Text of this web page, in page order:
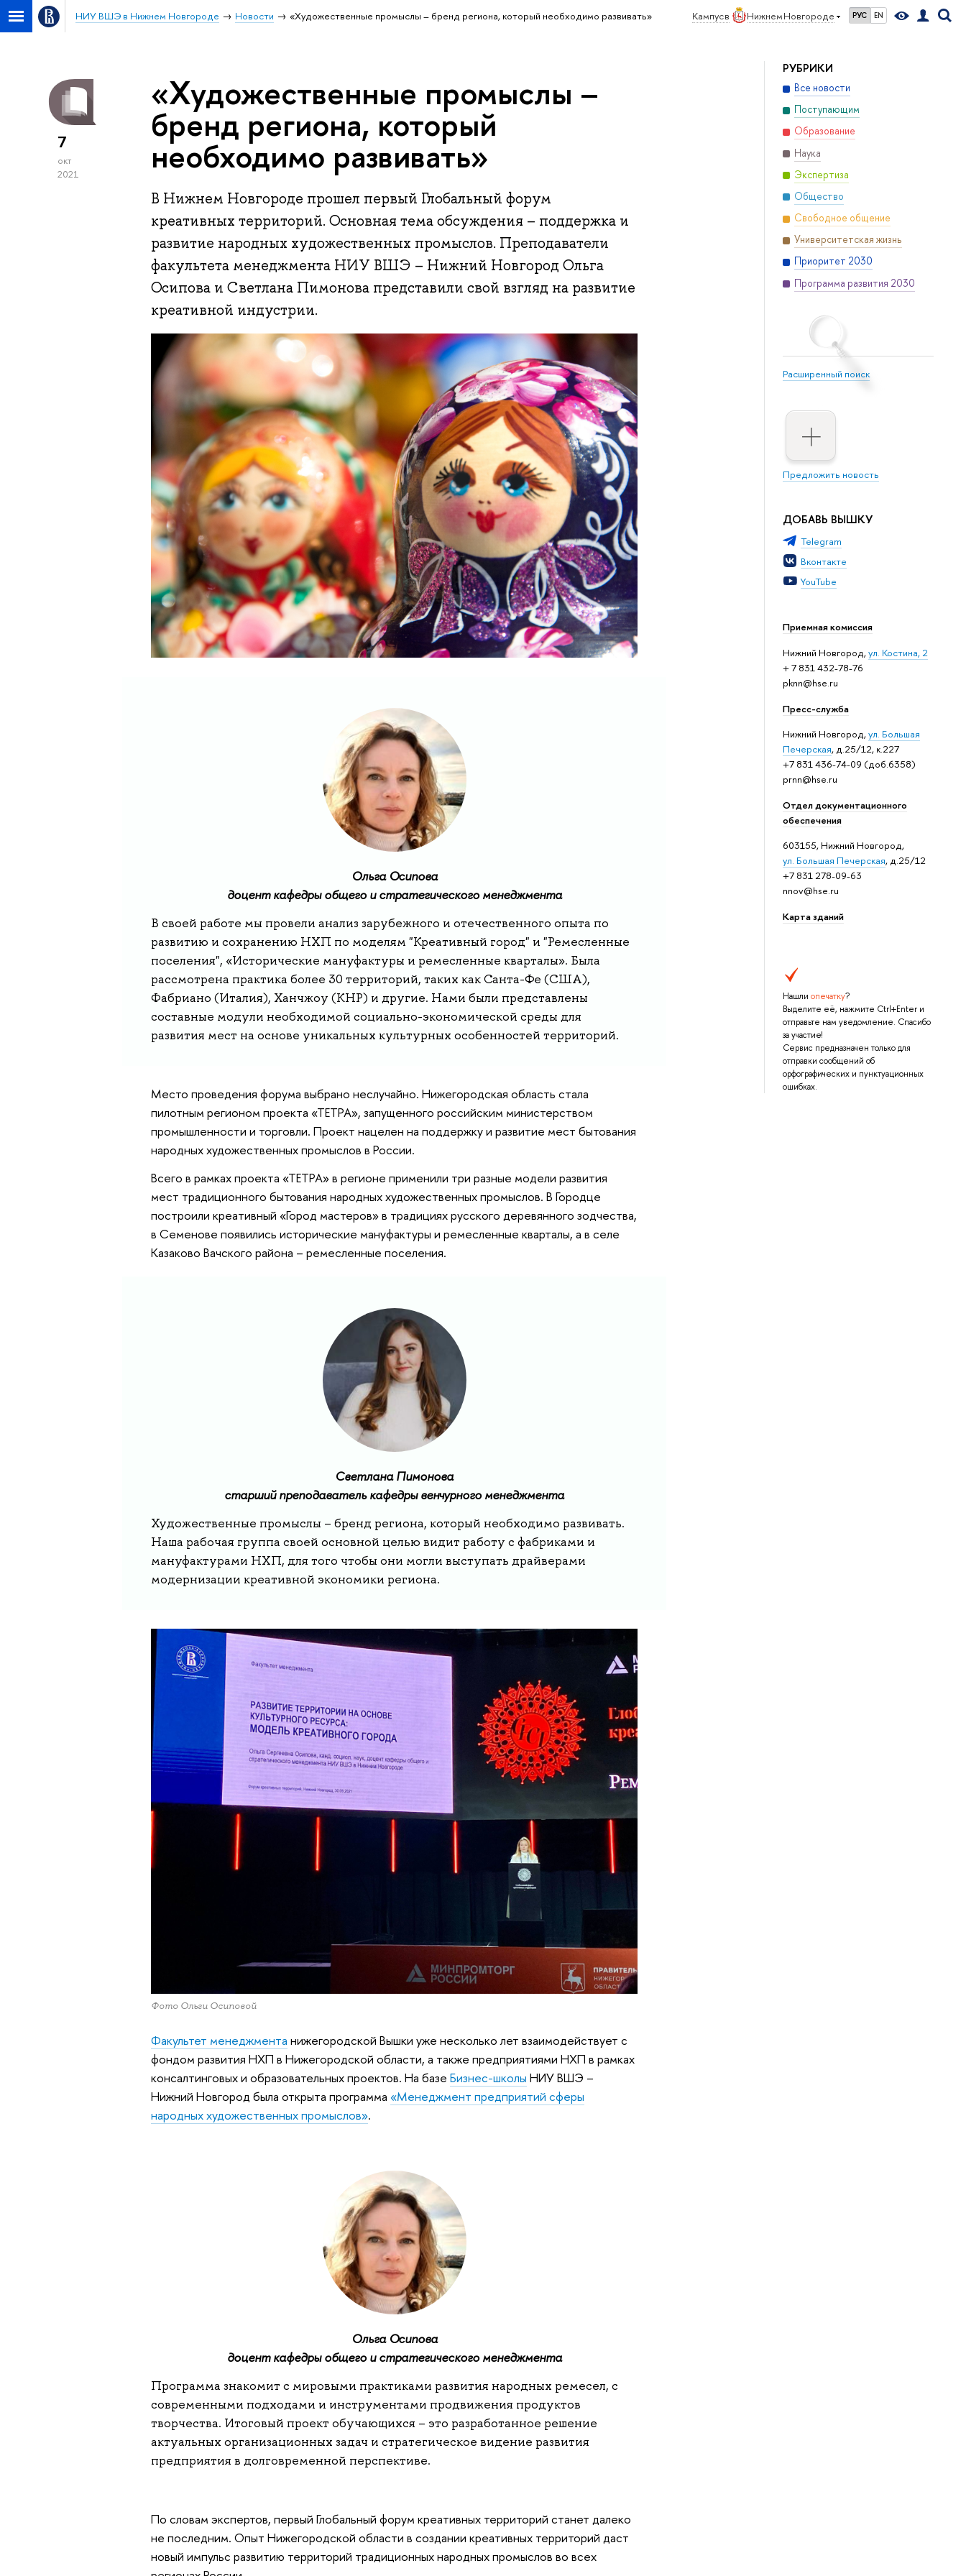
Кампус в Нижнем Новгороде РУС EN
НИУ ВШЭ в Нижнем Новгороде Новости «Художественные промыслы – бренд региона, который необходимо развивать»
РУБРИКИ
Все новости
Поступающим
Образование
Наука
Экспертиза
Общество
Свободное общение
Университетская жизнь
Приоритет 2030
Программа развития 2030
Расширенный поиск
Предложить новость
ДОБАВЬ ВЫШКУ
Telegram
Вконтакте
YouTube
Приемная комиссия
Нижний Новгород,ул. Костина, 2
+ 7 831 432-78-76
pknn@hse.ru
Пресс-служба
Нижний Новгород,ул. Большая
Печерская, д.25/12, к.227
+7 831 436-74-09 (доб.6358)
prnn@hse.ru
Отдел документационного
обеспечения
603155, Нижний Новгород,
ул. Большая Печерская, д.25/12
+7 831 278-09-63
nnov@hse.ru
Карта зданий
Нашли опечатку?
Выделите её, нажмите Ctrl+Enter и
отправьте нам уведомление. Спасибо
за участие!
Сервис предназначен только для
отправки сообщений об
орфографических и пунктуационных
ошибках.
7
окт
2021
«Художественные промыслы –
бренд региона, который
необходимо развивать»
В Нижнем Новгороде прошел первый Глобальный форум
креативных территорий. Основная тема обсуждения – поддержка и
развитие народных художественных промыслов. Преподаватели
факультета менеджмента НИУ ВШЭ – Нижний Новгород Ольга
Осипова и Светлана Пимонова представили свой взгляд на развитие
креативной индустрии.
Ольга Осипова
доцент кафедры общего и стратегического менеджмента
В своей работе мы провели анализ зарубежного и отечественного опыта по
развитию и сохранению НХП по моделям "Креативный город" и "Ремесленные
поселения", «Исторические мануфактуры и ремесленные кварталы». Была
рассмотрена практика более 30 территорий, таких как Санта-Фе (США),
Фабриано (Италия), Ханчжоу (КНР) и другие. Нами были представлены
составные модули необходимой социально-экономической среды для
развития мест на основе уникальных культурных особенностей территорий.
Место проведения форума выбрано неслучайно. Нижегородская область стала
пилотным регионом проекта «ТЕТРА», запущенного российским министерством
промышленности и торговли. Проект нацелен на поддержку и развитие мест бытования
народных художественных промыслов в России.
Всего в рамках проекта «ТЕТРА» в регионе применили три разные модели развития
мест традиционного бытования народных художественных промыслов. В Городце
построили креативный «Город мастеров» в традициях русского деревянного зодчества,
в Семенове появились исторические мануфактуры и ремесленные кварталы, а в селе
Казаково Вачского района – ремесленные поселения.
Светлана Пимонова
старший преподаватель кафедры венчурного менеджмента
Художественные промыслы – бренд региона, который необходимо развивать.
Наша рабочая группа своей основной целью видит работу с фабриками и
мануфактурами НХП, для того чтобы они могли выступать драйверами
модернизации креативной экономики региона.
Фото Ольги Осиповой
Факультет менеджмента нижегородской Вышки уже несколько лет взаимодействует с
фондом развития НХП в Нижегородской области, а также предприятиями НХП в рамках
консалтинговых и образовательных проектов. На базе Бизнес-школы НИУ ВШЭ –
Нижний Новгород была открыта программа «Менеджмент предприятий сферы
народных художественных промыслов».
Ольга Осипова
доцент кафедры общего и стратегического менеджмента
Программа знакомит с мировыми практиками развития народных ремесел, с
современными подходами и инструментами продвижения продуктов
творчества. Итоговый проект обучающихся – это разработанное решение
актуальных организационных задач и стратегическое видение развития
предприятия в долговременной перспективе.
По словам экспертов, первый Глобальный форум креативных территорий станет далеко
не последним. Опыт Нижегородской области в создании креативных территорий даст
новый импульс развитию территорий традиционных народных промыслов во всех